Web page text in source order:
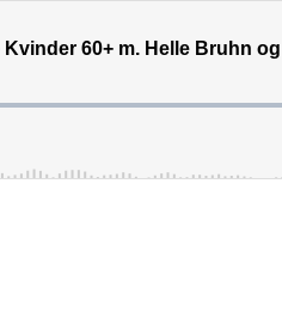
60+ m. Helle Bruhn